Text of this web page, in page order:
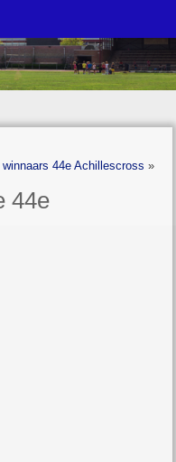
44e Achillescross »
44e